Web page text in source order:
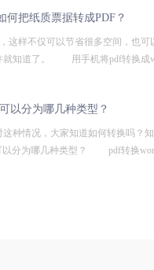
何把纸质票据转成PDF？
样不仅可以节省很多空间，也可
件就知道了。 用手机将pdf转换
以分为哪几种类型？
情况，大家知道如何转换吗？
以分为哪几种类型？ pdf转换